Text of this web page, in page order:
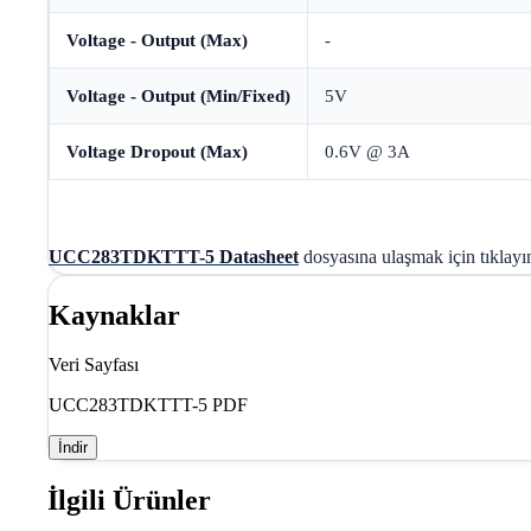
Voltage - Output (Max) -
Voltage - Output (Min/Fixed) 5V
Voltage Dropout (Max) 0.6V @ 3A
UCC283TDKTTT-5 Datasheet dosyasına ulaşmak için
Kaynaklar
Veri Sayfası
UCC283TDKTTT-5 PDF
İndir
İlgili Ürünler